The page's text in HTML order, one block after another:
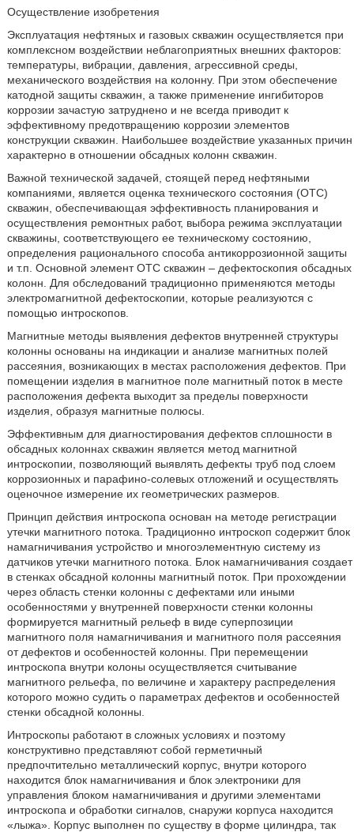
Осуществление изобретения
Эксплуатация нефтяных и газовых скважин осуществляется при
комплексном воздействии неблагоприятных внешних факторов:
температуры, вибрации, давления, агрессивной среды,
механического воздействия на колонну. При этом обеспечение
катодной защиты скважин, а также применение ингибиторов
коррозии зачастую затруднено и не всегда приводит к
эффективному предотвращению коррозии элементов
конструкции скважин. Наибольшее воздействие указанных причин
характерно в отношении обсадных колонн скважин.
Важной технической задачей, стоящей перед нефтяными
компаниями, является оценка технического состояния (ОТС)
скважин, обеспечивающая эффективность планирования и
осуществления ремонтных работ, выбора режима эксплуатации
скважины, соответствующего ее техническому состоянию,
определения рационального способа антикоррозионной защиты
и т.п. Основной элемент ОТС скважин – дефектоскопия обсадных
колонн. Для обследований традиционно применяются методы
электромагнитной дефектоскопии, которые реализуются с
помощью интроскопов.
Магнитные методы выявления дефектов внутренней структуры
колонны основаны на индикации и анализе магнитных полей
рассеяния, возникающих в местах расположения дефектов. При
помещении изделия в магнитное поле магнитный поток в месте
расположения дефекта выходит за пределы поверхности
изделия, образуя магнитные полюсы.
Эффективным для диагностирования дефектов сплошности в
обсадных колоннах скважин является метод магнитной
интроскопии, позволяющий выявлять дефекты труб под слоем
коррозионных и парафино-солевых отложений и осуществлять
оценочное измерение их геометрических размеров.
Принцип действия интроскопа основан на методе регистрации
утечки магнитного потока. Традиционно интроскоп содержит блок
намагничивания устройство и многоэлементную систему из
датчиков утечки магнитного потока. Блок намагничивания создает
в стенках обсадной колонны магнитный поток. При прохождении
через область стенки колонны с дефектами или иными
особенностями у внутренней поверхности стенки колонны
формируется магнитный рельеф в виде суперпозиции
магнитного поля намагничивания и магнитного поля рассеяния
от дефектов и особенностей колонны. При перемещении
интроскопа внутри колоны осуществляется считывание
магнитного рельефа, по величине и характеру распределения
которого можно судить о параметрах дефектов и особенностей
стенки обсадной колонны.
Интроскопы работают в сложных условиях и поэтому
конструктивно представляют собой герметичный
предпочтительно металлический корпус, внутри которого
находится блок намагничивания и блок электроники для
управления блоком намагничивания и другими элементами
интроскопа и обработки сигналов, снаружи корпуса находится
«лыжа». Корпус выполнен по существу в форме цилиндра, так